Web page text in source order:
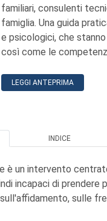
familiari, consulenti
famiglia. Una guida
e psicologici, che
così come le
LEGGI ANTEPRIMA
INDICE
è un intervento
incapaci di prendere
sulle